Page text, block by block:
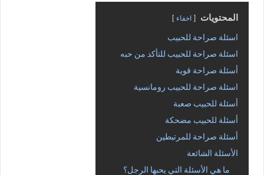
المحتويات اخفاء
اسئلة صراحة للحبيب
اسئلة صراحة للحبيب للتأكد من حبه
أسئلة صراحة قوية
اسئلة صراحة للحبيب رومانسية
أسئلة للحبيب صعبة
أسئلة للحبيب مضحكة
أسئلة صراحة للمرتبطين
الأسئلة الشائعة
ما هي الأسئلة التي يحبها الرجل؟